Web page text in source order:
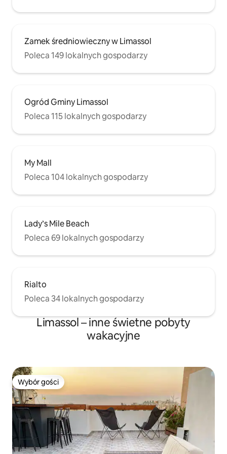
Zamek średniowieczny w Limassol
Poleca 149 lokalnych gospodarzy
Ogród Gminy Limassol
Poleca 115 lokalnych gospodarzy
My Mall
Poleca 104 lokalnych gospodarzy
Lady’s Mile Beach
Poleca 69 lokalnych gospodarzy
Rialto
Poleca 34 lokalnych gospodarzy
Limassol – inne świetne pobyty
wakacyjne
Wybór gości
Wybór gości